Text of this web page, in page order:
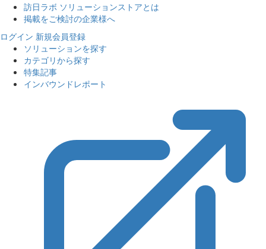
訪日ラボ ソリューションストアとは
掲載をご検討の企業様へ
ログイン 新規会員登録
ソリューションを探す
カテゴリから探す
特集記事
インバウンドレポート